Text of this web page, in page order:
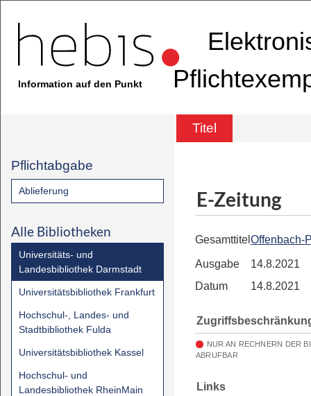
Information auf den Punkt
Titel
Pflichtabgabe
Ablieferung
Alle Bibliotheken
Universitäts- und
Landesbibliothek Darmstadt
Universitätsbibliothek Frankfurt
Hochschul-, Landes- und
Stadtbibliothek Fulda
Universitätsbibliothek Kassel
Hochschul- und
Landesbibliothek RheinMain
E-Zeitung
Gesamttitel Offenbach-
Ausgabe
14.8.2021
Datum
14.8.2021
NUR AN RECHNERN DER
ABRUFBAR
Links